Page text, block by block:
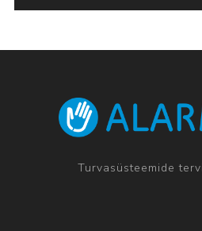
Turvasüsteemide